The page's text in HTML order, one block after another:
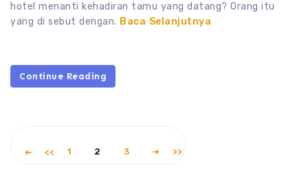
hotel menanti kehadiran tamu yang datang? Orang itu
yang di sebut dengan. Baca Selanjutnya
Continue Reading
➜ 1 2 3 ➜